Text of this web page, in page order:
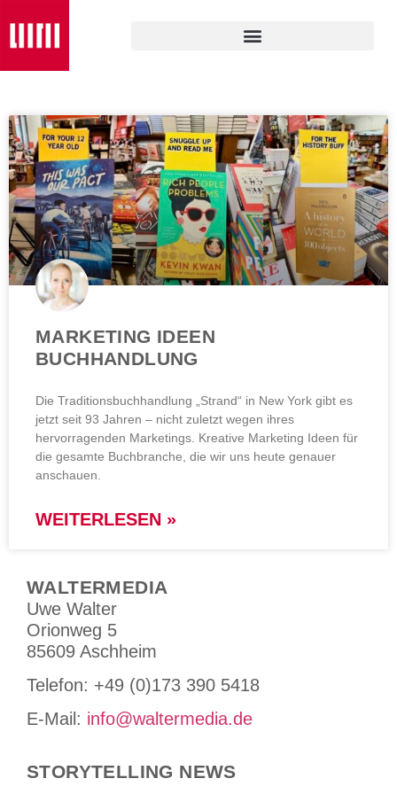
MARKETING IDEEN
BUCHHANDLUNG
Die Traditionsbuchhandlung „Strand“ in New York gibt es
jetzt seit 93 Jahren – nicht zuletzt wegen ihres
hervorragenden Marketings. Kreative Marketing Ideen für
die gesamte Buchbranche, die wir uns heute genauer
anschauen.
WEITERLESEN »
WALTERMEDIA
Uwe Walter
Orionweg 5
85609 Aschheim
Tele­fon: +49 (0)173 390 5418
E-Mail: info@waltermedia.de
STORYTELLING NEWS